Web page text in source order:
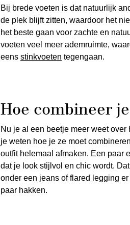
Bij brede voeten is dat natuurlijk
de plek blijft zitten, waardoor het
het beste gaan voor zachte en
voeten veel meer ademruimte,
eens stinkvoeten tegengaan.
Hoe combineer
Nu je al een beetje meer weet
je weten hoe je ze moet
outfit helemaal afmaken. Een paar
dat je look stijlvol en chic wordt.
onder een jeans of flared legging
paar hakken.